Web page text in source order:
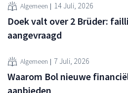
Algemeen 14 Juli, 2026
Doek valt over 2 Brüder:
aangevraagd
Algemeen 7 Juli, 2026
Waarom Bol nieuwe
aanbieden